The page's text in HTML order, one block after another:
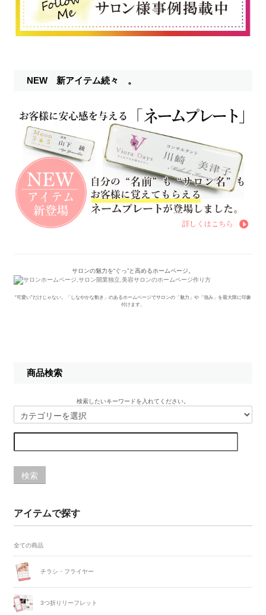
NEW 新アイテム続々 。
サロンの魅力を“ぐっ”と高めるホームページ。
“可愛い”だけじゃない。「しなやかな動き」のあるホームページでサロンの「魅力」や「強み」を最大限に印象
付けます。
商品検索
検索したいキーワードを入れてください。
検索
アイテムで探す
全ての商品
チラシ・フライヤー
3つ折りリーフレット